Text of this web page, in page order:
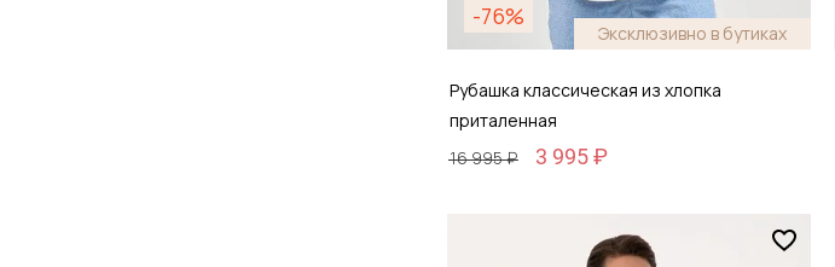
-76%
Эксклюзивно в бутиках
Рубашка классическая из хлопка
приталенная
16 995 ₽
3 995 ₽